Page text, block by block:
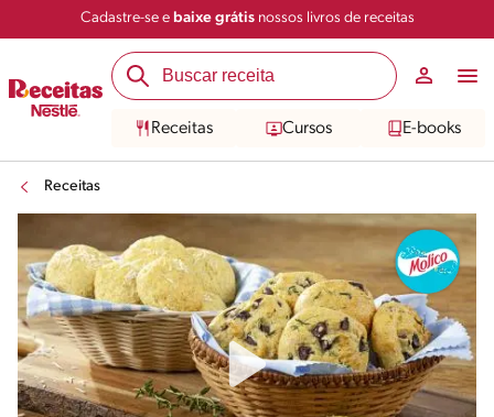
Cadastre-se e baixe grátisnossos livros de receitas
Receitas Cursos E-books
Receitas
Salvar Compartilhar